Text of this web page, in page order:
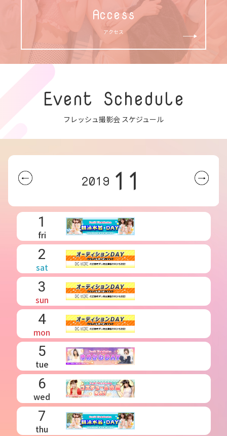
Access
アクセス
Event Schedule
フレッシュ撮影会 スケジュール
2019 11
1
fri
2
sat
3
sun
4
mon
5
tue
6
wed
7
thu